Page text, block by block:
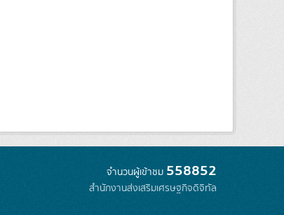
จำนวนผู้เข้าชม 558852
สำนักงานส่งเสริมเศรษฐกิจดิจิทัล